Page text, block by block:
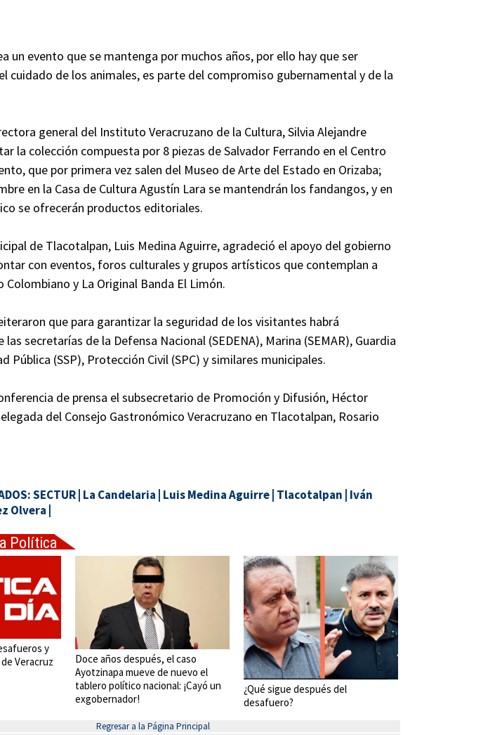
un evento que se mantenga por muchos años, por ello hay que ser
cuidado de los animales, es parte del compromiso gubernamental y de la
general del Instituto Veracruzano de la Cultura, Silvia Alejandre
la colección compuesta por 8 piezas de Salvador Ferrando en el Centro
que por primera vez salen del Museo de Arte del Estado en Orizaba;
en la Casa de Cultura Agustín Lara se mantendrán los fandangos, y en
se ofrecerán productos editoriales.
de Tlacotalpan, Luis Medina Aguirre, agradeció el apoyo del gobierno
con eventos, foros culturales y grupos artísticos que contemplan a
Colombiano y La Original Banda El Limón.
que para garantizar la seguridad de los visitantes habrá
secretarías de la Defensa Nacional (SEDENA), Marina (SEMAR), Guardia
Pública (SSP), Protección Civil (SPC) y similares municipales.
de prensa el subsecretario de Promoción y Difusión, Héctor
del Consejo Gastronómico Veracruzano en Tlacotalpan, Rosario
SECTUR La Candelaria Luis Medina Aguirre Tlacotalpan Iván
Olvera
Política
y
Veracruz
Doce años después, el caso
Ayotzinapa mueve de nuevo el
tablero político nacional: ¡Cayó un
exgobernador!
¿Qué sigue después del
desafuero?
Regresar a la Página Principal